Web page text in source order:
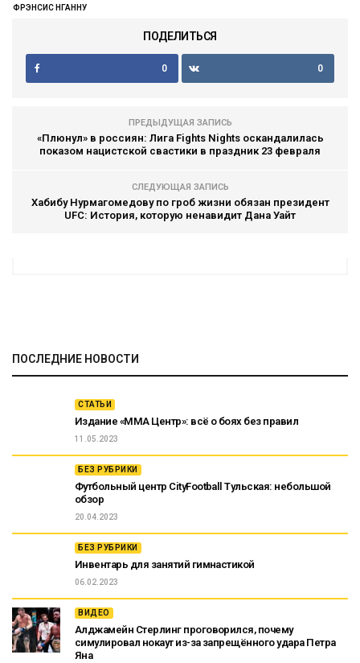
ФРЭНСИС НГАННУ
ПОДЕЛИТЬСЯ
0 0
ПРЕДЫДУЩАЯ ЗАПИСЬ
«Плюнул» в россиян: Лига Fights Nights оскандалилась
показом нацистской свастики в праздник 23 февраля
СЛЕДУЮЩАЯ ЗАПИСЬ
Хабибу Нурмагомедову по гроб жизни обязан президент
UFC: История, которую ненавидит Дана Уайт
ПОСЛЕДНИЕ НОВОСТИ
СТАТЬИ
Издание «ММА Центр»: всё о боях без правил
11.05.2023
БЕЗ РУБРИКИ
Футбольный центр CityFootball Тульская: небольшой
обзор
20.04.2023
БЕЗ РУБРИКИ
Инвентарь для занятий гимнастикой
06.02.2023
ВИДЕО
Алджамейн Стерлинг проговорился, почему
симулировал нокаут из-за запрещённого удара Петра
Яна